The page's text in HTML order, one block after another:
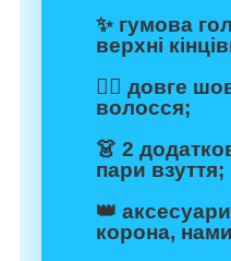
✨ гумова
верхні
💇‍♀️ довге
волосся;
👗 2
пари взуття;
👑
корона,